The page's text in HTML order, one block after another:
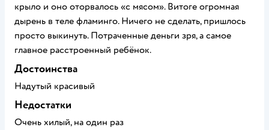
крыло и оно оторвалось «с мясом». Витоге огромная
дырень в теле фламинго. Ничего не сделать, пришлось
просто выкинуть. Потраченные деньги зря, а самое
главное расстроенный ребёнок.
Достоинства
Надутый красивый
Недостатки
Очень хилый, на один раз